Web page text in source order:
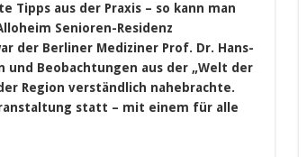
Tipps aus der Praxis – so kann man
Senioren-Residenz
der Berliner Mediziner Prof. Dr. Hans-
und Beobachtungen aus der „Welt der
Region verständlich nahebrachte.
statt – mit einem für alle